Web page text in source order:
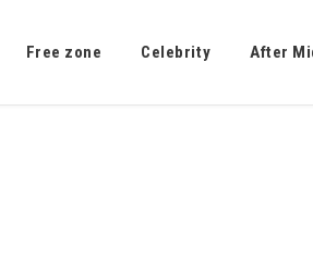
Free zone Celebrity After